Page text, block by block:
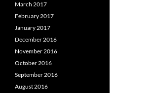
March 2017
February 2017
January 2017
December 2016
November 2016
October 2016
September 2016
August 2016